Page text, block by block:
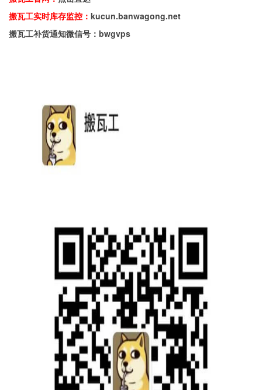
搬瓦工实时库存监控： kucun.banwagong.net
搬瓦工补货通知微信号：bwgvps